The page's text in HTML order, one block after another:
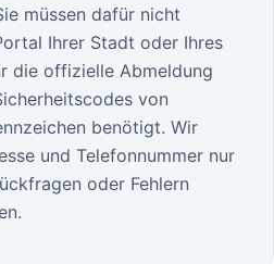
müssen dafür nicht
Ihrer Stadt oder Ihres
die offizielle Abmeldung
von
benötigt. Wir
und Telefonnummer nur
oder Fehlern